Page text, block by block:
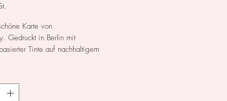
Karte von
Gedruckt in Berlin mit
Tinte auf nachhaltigem
RUSTIC NATURE,